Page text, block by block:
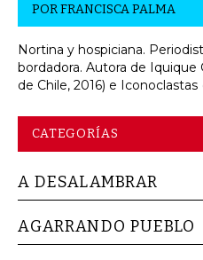
PORFRANCISCA PALMA
Nortina y hospiciana.
bordadora. Autora de Iquique
de Chile, 2016) e Iconoclastas
CATEGORÍAS
A DESALAMBRAR
AGARRANDO PUEBLO